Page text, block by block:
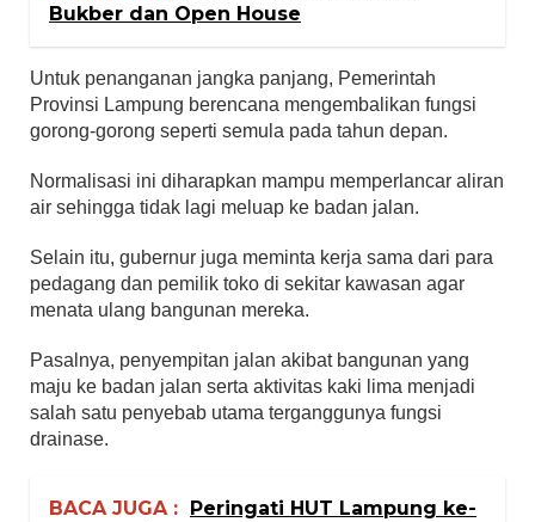
Bukber dan Open House
Untuk penanganan jangka panjang, Pemerintah
Provinsi Lampung berencana mengembalikan fungsi
gorong-gorong seperti semula pada tahun depan.
Normalisasi ini diharapkan mampu memperlancar aliran
air sehingga tidak lagi meluap ke badan jalan.
Selain itu, gubernur juga meminta kerja sama dari para
pedagang dan pemilik toko di sekitar kawasan agar
menata ulang bangunan mereka.
Pasalnya, penyempitan jalan akibat bangunan yang
maju ke badan jalan serta aktivitas kaki lima menjadi
salah satu penyebab utama terganggunya fungsi
drainase.
BACA JUGA : Peringati HUT Lampung ke-